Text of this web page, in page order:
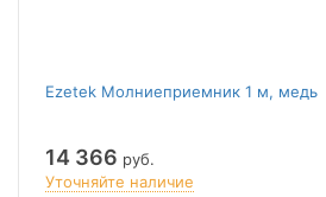
Ezetek Молниеприемник 1 м, медь
14 366 руб.
Уточняйте наличие